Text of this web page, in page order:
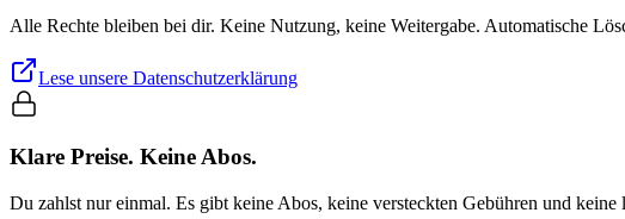
Alle Rechte bleiben bei dir. Keine Nutzung, keine Weitergabe. Automatische
Lese unsere Datenschutzerklärung
Klare Preise. Keine Abos.
Du zahlst nur einmal. Es gibt keine Abos, keine versteckten Gebühren und keine